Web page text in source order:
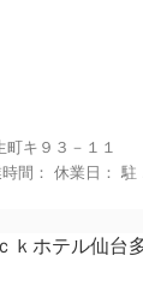
キ９３－１１
間： 休業日： 駐